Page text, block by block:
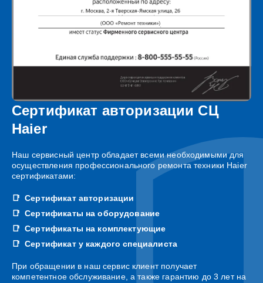
Сертификат авторизации СЦ
Haier
Наш сервисный центр обладает всеми необходимыми для
осуществления профессионального ремонта техники Haier
сертификатами:
Сертификат авторизации
Сертификаты на оборудование
Сертификаты на комплектующие
Сертификат у каждого специалиста
При обращении в наш сервис клиент получает
компетентное обслуживание, а также гарантию до 3 лет на